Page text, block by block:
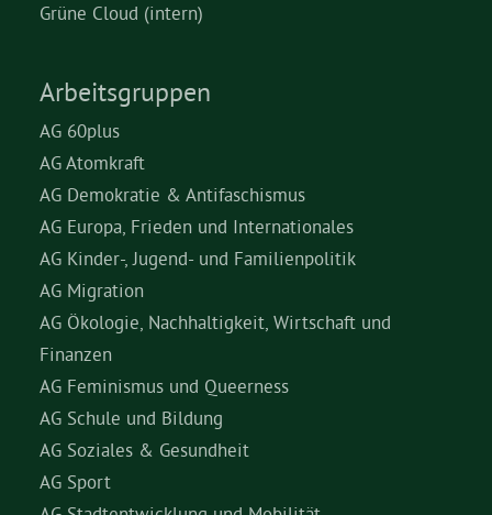
Grüne Cloud (intern)
Arbeitsgruppen
AG 60plus
AG Atomkraft
AG Demokratie & Antifaschismus
AG Europa, Frieden und Internationales
AG Kinder-, Jugend- und Familienpolitik
AG Migration
AG Ökologie, Nachhaltigkeit, Wirtschaft und
Finanzen
AG Feminismus und Queerness
AG Schule und Bildung
AG Soziales & Gesundheit
AG Sport